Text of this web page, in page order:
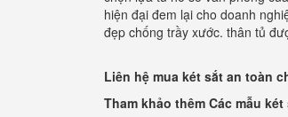
hiện đại đem lại cho doanh
đẹp chống trầy xước. thân tủ
Liên hệ mua két sắt an toàn
Tham khảo thêm Các mẫu